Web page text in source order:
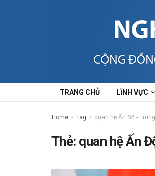
TRANG CHỦ LĨNH VỰC
Home Tag quan hệ Ấn Độ -
Thẻ: quan hệ Ấn